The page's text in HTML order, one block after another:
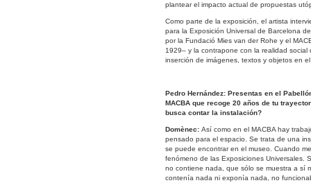
plantear el impacto actual de propuestas
Como parte de la exposición, el artista
para la Exposición Universal de Barcelona
por la Fundació Mies van der Rohe y el
1929– y la contrapone con la realidad
inserción de imágenes, textos y objetos en
Pedro Hernández: Presentas en el
MACBA que recoge 20 años de tu
busca contar la instalación?
Domènec: Así como en el MACBA hay
pensado para el espacio. Se trata de una
se puede encontrar en el museo. Cuando
fenómeno de las Exposiciones Universales.
no contiene nada, que sólo se muestra a sí
contenía nada ni exponía nada, no